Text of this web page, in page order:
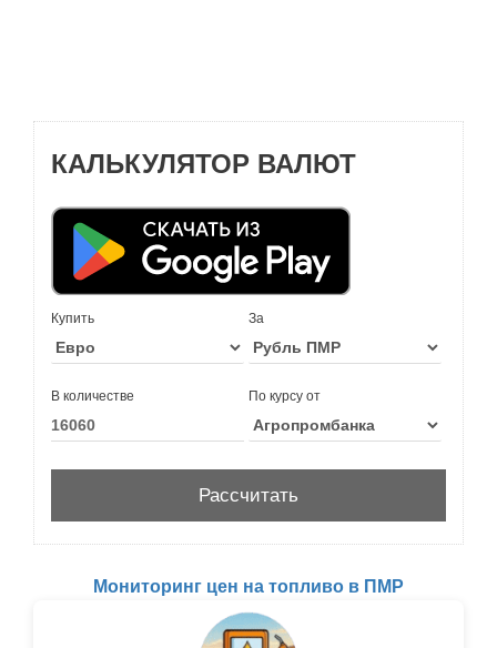
КАЛЬКУЛЯТОР ВАЛЮТ
Купить За
В количестве По курсу от
Мониторинг цен на топливо в ПМР